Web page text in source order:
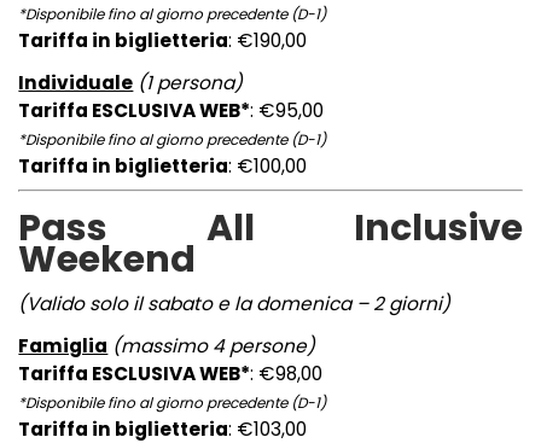
*Disponibile fino al giorno precedente (D-1)
Tariffa in biglietteria: €190,00
Individuale (1 persona)
Tariffa ESCLUSIVA WEB*: €95,00
*Disponibile fino al giorno precedente (D-1)
Tariffa in biglietteria: €100,00
Pass All Inclusive
Weekend
(Valido solo il sabato e la domenica – 2 giorni)
Famiglia (massimo 4 persone)
Tariffa ESCLUSIVA WEB*: €98,00
*Disponibile fino al giorno precedente (D-1)
Tariffa in biglietteria: €103,00